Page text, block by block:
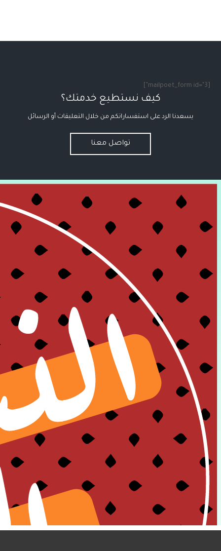
[mailpoet_form id="3"]
كيف نستطيع خدمتك؟
يسعدنا الرد على استفساراتكم من خلال التعليقات أو الرسائل
تواصل معنا